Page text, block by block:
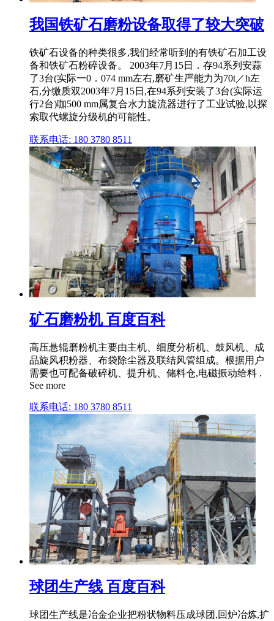
我国铁矿石磨粉设备取得了较大突破
铁矿石设备的种类很多,我们经常听到的有铁矿石加工设
备和铁矿石粉碎设备。 2003年7月15日．存94系列安蒜
了3台(实际一0．074 mm左右,磨矿生严能力为70t／h左
石,分缴质双2003年7月15日,在94系列安装了3台(实际运
行2台)咖500 mm属复合水力旋流器进行了工业试验,以探
索取代螺旋分级机的可能性。
联系电话: 180 3780 8511
矿石磨粉机 百度百科
高压悬辊磨粉机主要由主机、细度分析机、鼓风机、成
品旋风积粉器、布袋除尘器及联结风管组成。根据用户
需要也可配备破碎机、提升机、储料仓,电磁振动给料 .
See more
联系电话: 180 3780 8511
球团生产线 百度百科
球团生产线是冶金企业把粉状物料压成球团,回炉冶炼,扩